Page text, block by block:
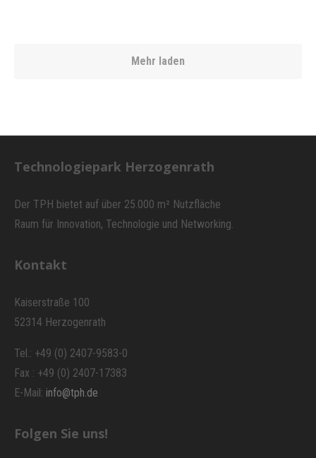
Mehr laden
Technologiepark Herzogenrath
Der TPH bietet auf über 25.000 m² Nutzfläche
Raum für Innovation, Technologie und Networking.
Kontakt
Kaiserstraße 100
52314 Herzogenrath
Tel.: +49 (0) 2407-9583-0
Fax : +49 (0) 2407-17383
E-Mail: info@tph.de
Folgen Sie uns!